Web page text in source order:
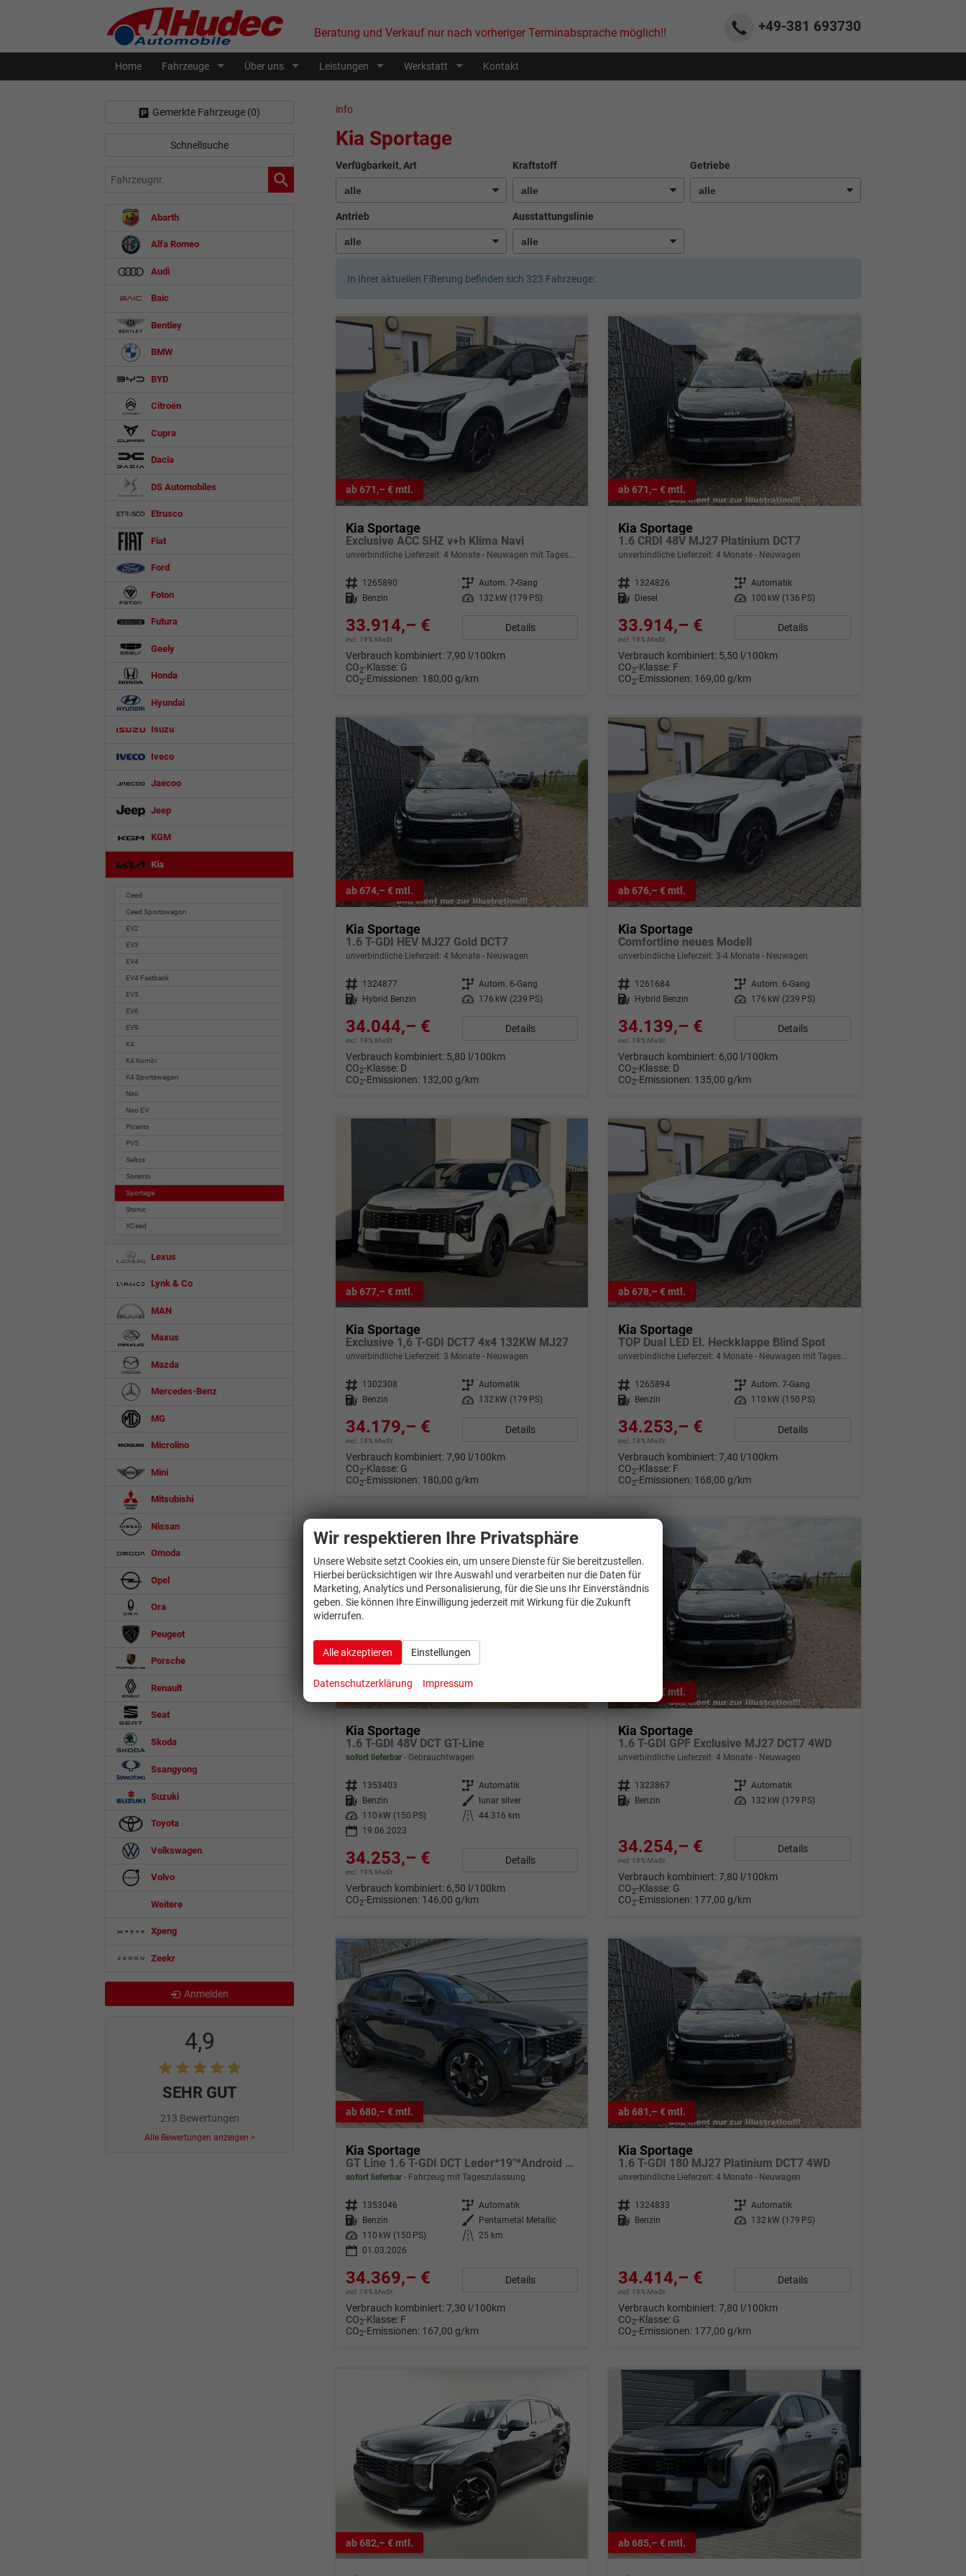
+49-381 693730
Beratung und Verkauf nur nach vorheriger Terminabsprache möglich!!
Home Fahrzeuge Über uns Leistungen Werkstatt Kontakt
info
Kia Sportage
Verfügbarkeit, Art Kraftstoff Getriebe
Antrieb Ausstattungslinie
In Ihrer aktuellen Filterung befinden sich 323 Fahrzeuge:
ab 671,– € mtl.
Kia Sportage
Exclusive ACC SHZ v+h Klima Navi
unverbindliche Lieferzeit: 4 Monate Neuwagen mit Tageszulassung
Fahrzeugnr. 1265890 Getriebe Autom. 7-Gang
Kraftstoff
Benzin Leistung 132 kW (179 PS)
33.914,– €
incl. 19% MwSt.
Details
Verbrauch kombiniert:7,90 l/100km
CO2-Klasse: G
CO2-Emissionen: 180,00 g/km
ab 671,– € mtl.
Kia Sportage
1.6 CRDI 48V MJ27 Platinium DCT7
unverbindliche Lieferzeit:4 Monate Neuwagen
Fahrzeugnr. 1324826 Getriebe Automatik
Kraftstoff
Diesel Leistung 100 kW (136 PS)
33.914,– €
incl. 19% MwSt.
Details
Verbrauch kombiniert: 5,50 l/100km
CO2-Klasse: F
CO2-Emissionen: 169,00 g/km
ab 674,– € mtl.
Kia Sportage
1.6 T-GDI HEV MJ27 Gold DCT7
unverbindliche Lieferzeit: 4 Monate Neuwagen
Fahrzeugnr. 1324877 Getriebe Autom. 6-Gang
Kraftstoff Hybrid Benzin Leistung 176 kW (239 PS)
34.044,– €
incl. 19% MwSt.
Details
Verbrauch kombiniert: 5,80 l/100km
CO2-Klasse: D
CO2-Emissionen: 132,00 g/km
ab 676,– € mtl.
Kia Sportage
Comfortline neues Modell
unverbindliche Lieferzeit: 3-4 Monate Neuwagen
Fahrzeugnr. 1261684 Getriebe Autom. 6-Gang
Kraftstoff Hybrid Benzin Leistung 176 kW (239 PS)
34.139,– €
incl. 19% MwSt.
Details
Verbrauch kombiniert: 6,00 l/100km
CO2-Klasse: D
CO2-Emissionen: 135,00 g/km
ab 677,– € mtl.
Kia Sportage
Exclusive 1,6 T-GDI DCT7 4x4 132KW MJ27
unverbindliche Lieferzeit: 3 Monate Neuwagen
Fahrzeugnr. 1302308 Getriebe Automatik
Kraftstoff
Benzin Leistung 132 kW (179 PS)
34.179,– €
incl. 19% MwSt.
Details
Verbrauch kombiniert:7,90 l/100km
CO2-Klasse: G
CO2-Emissionen: 180,00 g/km
ab 678,– € mtl.
Kia Sportage
TOP Dual LED El. Heckklappe Blind Spot
unverbindliche Lieferzeit:4 Monate Neuwagen mit Tageszulassung
Fahrzeugnr. 1265894 Getriebe Autom. 7-Gang
Kraftstoff
Benzin Leistung 110 kW (150 PS)
34.253,– €
incl. 19% MwSt.
Details
Verbrauch kombiniert:7,40 l/100km
CO2-Klasse: F
CO2-Emissionen: 168,00 g/km
ab 678,– € mtl.
Kia Sportage
1.6 T-GDI 48V DCT GT-Line
sofort lieferbar Gebrauchtwagen
Fahrzeugnr. 1353403 Getriebe Automatik
Kraftstoff
Benzin Außenfarbe
lunar silver
Leistung
110 kW (150 PS) Kilometerstand 44.316 km
19.06.2023
34.253,– €
incl. 19% MwSt.
Details
Verbrauch kombiniert: 6,50 l/100km
CO2-Emissionen: 146,00 g/km
ab 678,– € mtl.
Kia Sportage
1.6 T-GDI GPF Exclusive MJ27 DCT7 4WD
unverbindliche Lieferzeit:4 Monate Neuwagen
Fahrzeugnr. 1323867 Getriebe Automatik
Kraftstoff
Benzin Leistung 132 kW (179 PS)
34.254,– €
incl. 19% MwSt.
Details
Verbrauch kombiniert:7,80 l/100km
CO2-Klasse: G
CO2-Emissionen: 177,00 g/km
ab 680,– € mtl.
Kia Sportage
GT Line 1.6 T-GDI DCT Leder*19"*Android Auto*Navi*SHZ*E-Heck*ACC*360°Kamera
sofort lieferbar Fahrzeug mit Tageszulassung
Fahrzeugnr. 1353046 Getriebe Automatik
Kraftstoff Benzin Außenfarbe
Pentametal Metallic
Leistung
110 kW (150 PS) Kilometerstand
25 km
01.03.2026
34.369,– €
incl. 19% MwSt.
Details
Verbrauch kombiniert:7,30 l/100km
CO2-Klasse: F
CO2-Emissionen: 167,00 g/km
ab 681,– € mtl.
Kia Sportage
1.6 T-GDI 180 MJ27 Platinium DCT7 4WD
unverbindliche Lieferzeit:4 Monate Neuwagen
Fahrzeugnr. 1324833 Getriebe Automatik
Kraftstoff Benzin Leistung 132 kW (179 PS)
34.414,– €
incl. 19% MwSt.
Details
Verbrauch kombiniert:7,80 l/100km
CO2-Klasse: G
CO2-Emissionen: 177,00 g/km
ab 682,– € mtl. ab 685,– € mtl.
Gemerkte Fahrzeuge (0)
Schnellsuche
Fahrzeugnr.
Abarth
Alfa Romeo
Audi
Baic
Bentley
BMW
BYD
Citroën
Cupra
Dacia
DS Automobiles
Etrusco
Fiat
Ford
Foton
Futura
Geely
Honda
Hyundai
Isuzu
Iveco
Jaecoo
Jeep
KGM
Kia
Ceed
Ceed Sportswagon
EV2
EV3
EV4
EV4 Fastback
EV5
EV6
EV9
K4
K4 Kombi
K4 Sportswagon
Niro
Niro EV
Picanto
PV5
Seltos
Sorento
Sportage
Stonic
XCeed
Lexus
Lynk & Co
MAN
Maxus
Mazda
Mercedes-Benz
MG
Microlino
Mini
Mitsubishi
Nissan
Omoda
Opel
Ora
Peugeot
Porsche
Renault
Seat
Skoda
Ssangyong
Suzuki
Toyota
Volkswagen
Volvo
Weitere
Xpeng
Zeekr
Anmelden
4,9
SEHR GUT
213 Bewertungen
Alle Bewertungen anzeigen >
Wir respektieren Ihre Privatsphäre
Unsere Website setzt Cookies ein, um unsere Dienste für Sie bereitzustellen.
Hierbei berücksichtigen wir Ihre Auswahl und verarbeiten nur die Daten für
Marketing, Analytics und Personalisierung, für die Sie uns Ihr Einverständnis
geben. Sie können Ihre Einwilligung jederzeit mit Wirkung für die Zukunft
widerrufen.
Alle akzeptieren Einstellungen
Datenschutzerklärung Impressum